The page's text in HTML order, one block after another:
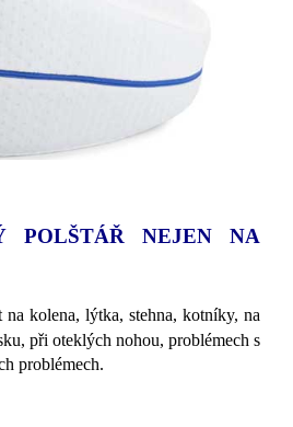
POLŠTÁŘ NEJEN NA
na kolena, lýtka, stehna, kotníky, na
při oteklých nohou, problémech s
problémech.